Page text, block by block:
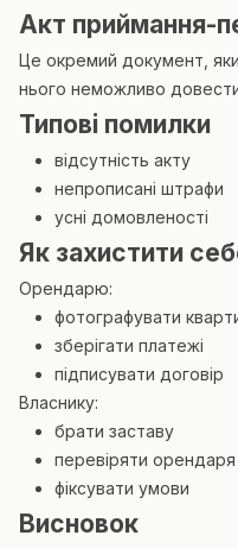
Акт приймання-
Це окремий документ,
нього неможливо
Типові помилки
відсутність акту
непрописані штрафи
усні домовленості
Як захистити
Орендарю:
фотографувати
зберігати платежі
підписувати договір
Власнику:
брати заставу
перевіряти орендаря
фіксувати умови
Висновок